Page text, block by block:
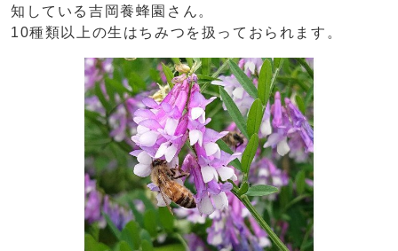
知している吉岡養蜂園さん。
10種類以上の生はちみつを扱っておられます。